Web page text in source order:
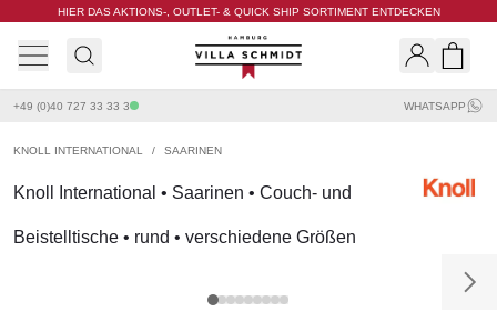
HIER DAS AKTIONS-, OUTLET- & QUICK SHIP SORTIMENT ENTDECKEN
Villa Schmidt
+49 (0)40 727 33 33 3 WHATSAPP
KNOLL INTERNATIONAL / SAARINEN
Knoll International • Saarinen • Couch- und
Beistelltische • rund • verschiedene Größen